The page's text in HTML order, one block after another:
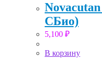
СБио)
5,100 ₽
В корзину